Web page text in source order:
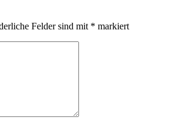
Felder sind mit * markiert